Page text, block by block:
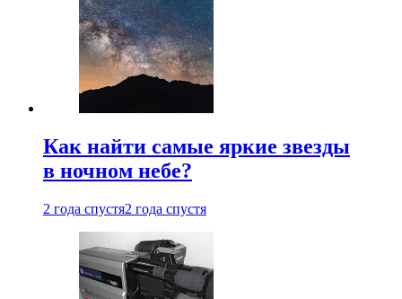
Как найти самые яркие звезды
в ночном небе?
2 года спустя2 года спустя